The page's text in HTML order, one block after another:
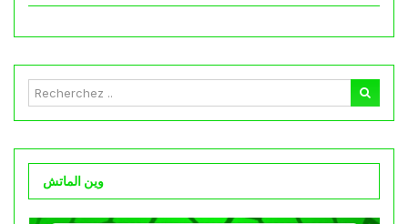
وين الماتش